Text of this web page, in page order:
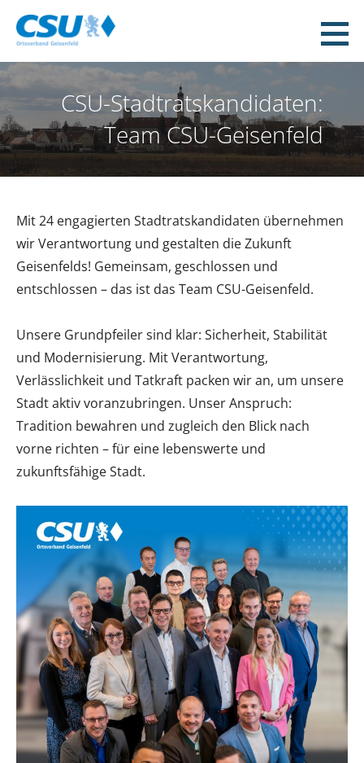
Zum
Inhalt
CSU Geisenfeld
CSU-Stadtratskandidaten:
Team CSU-Geisenfeld
Mit 24 engagierten Stadtratskandidaten übernehmen
wir Verantwortung und gestalten die Zukunft
Geisenfelds! Gemeinsam, geschlossen und
entschlossen – das ist das Team CSU-Geisenfeld.
Unsere Grundpfeiler sind klar: Sicherheit, Stabilität
und Modernisierung. Mit Verantwortung,
Verlässlichkeit und Tatkraft packen wir an, um unsere
Stadt aktiv voranzubringen. Unser Anspruch:
Tradition bewahren und zugleich den Blick nach
vorne richten – für eine lebenswerte und
zukunftsfähige Stadt.